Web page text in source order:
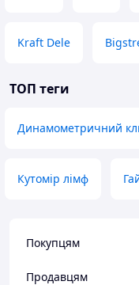
Kraft Dele
ТОП теги
Динамометричний
Кутомір лімф
Покупцям
Продавцям